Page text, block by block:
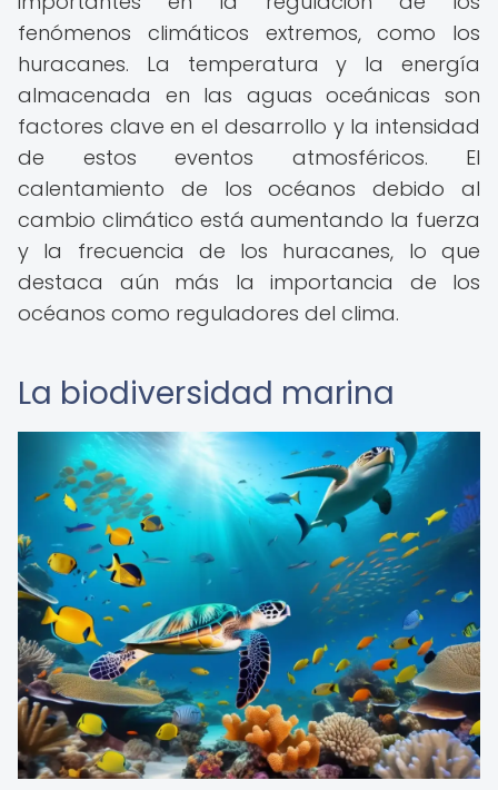
fenómenos climáticos extremos, como los
huracanes. La temperatura y la energía
almacenada en las aguas oceánicas son
factores clave en el desarrollo y la intensidad
de estos eventos atmosféricos. El
calentamiento de los océanos debido al
cambio climático está aumentando la fuerza
y la frecuencia de los huracanes, lo que
destaca aún más la importancia de los
océanos como reguladores del clima.
La biodiversidad marina